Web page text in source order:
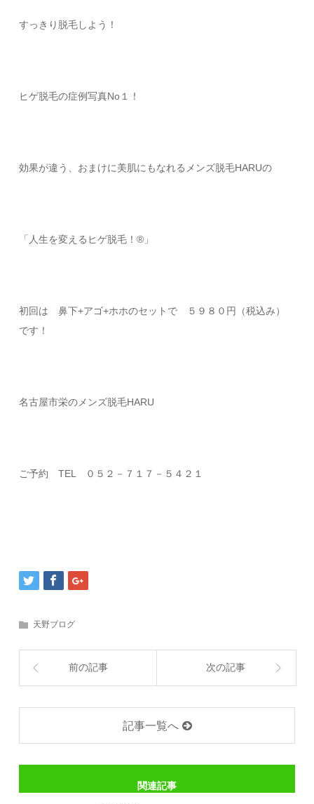
すっきり脱毛しよう！
ヒゲ脱毛の症例写真No１！
効果が違う、おまけに美肌にもなれるメンズ脱毛HARUの
「人生を変えるヒゲ脱毛！®」
初回は 鼻下+アゴ+ホホのセットで ５９８０円（税込み）
です！
名古屋市栄のメンズ脱毛HARU
ご予約 TEL ０５２－７１７－５４２１
天野ブログ
前の記事 次の記事
記事一覧へ
関連記事